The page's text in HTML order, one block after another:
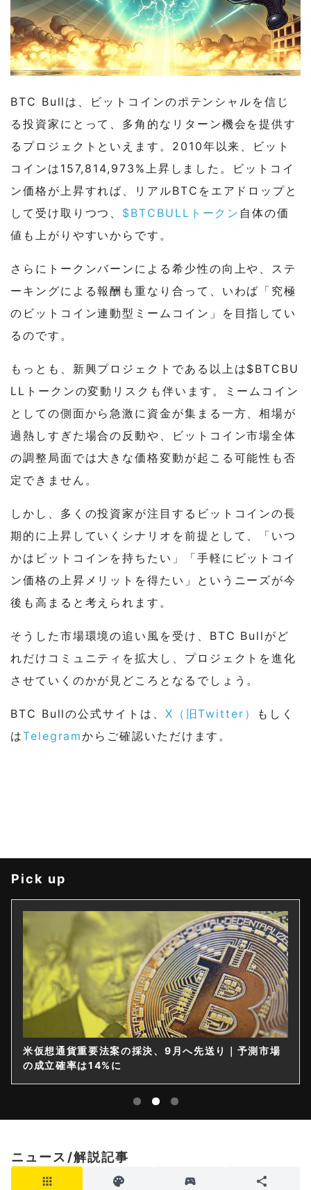
BTC Bullは、ビットコインのポテンシャルを信じ
る投資家にとって、多角的なリターン機会を提供す
るプロジェクトといえます。2010年以来、ビット
コインは157,814,973%上昇しました。ビットコイ
ン価格が上昇すれば、リアルBTCをエアドロップと
して受け取りつつ、 $BTCBULLトークン 自体の価
値も上がりやすいからです。
さらにトークンバーンによる希少性の向上や、ステ
ーキングによる報酬も重なり合って、いわば「究極
のビットコイン連動型ミームコイン」を目指してい
るのです。
もっとも、新興プロジェクトである以上は$BTCBU
LLトークンの変動リスクも伴います。ミームコイン
としての側面から急激に資金が集まる一方、相場が
過熱しすぎた場合の反動や、ビットコイン市場全体
の調整局面では大きな価格変動が起こる可能性も否
定できません。
しかし、多くの投資家が注目するビットコインの長
期的に上昇していくシナリオを前提として、「いつ
かはビットコインを持ちたい」「手軽にビットコイ
ン価格の上昇メリットを得たい」というニーズが今
後も高まると考えられます。
そうした市場環境の追い風を受け、BTC Bullがど
れだけコミュニティを拡大し、プロジェクトを進化
させていくのかが見どころとなるでしょう。
BTC Bullの公式サイトは、 X（旧Twitter）
もしく
はTelegramからご確認いただけます。
Pick up
仮想通貨は購入後すぐ送れなくなる？金融庁が出庫制
限を要請
ニュース/解説記事